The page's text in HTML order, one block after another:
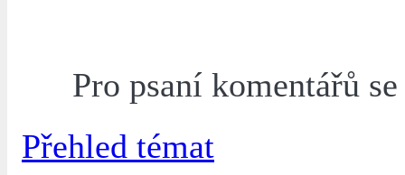
Pro psaní komentářů
Přehled témat